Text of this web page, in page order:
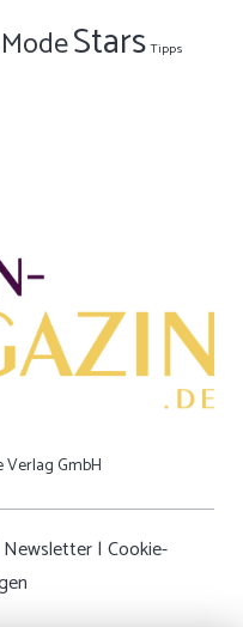
ModeStars Tipps
Verlag GmbH
Newsletter| Cookie-